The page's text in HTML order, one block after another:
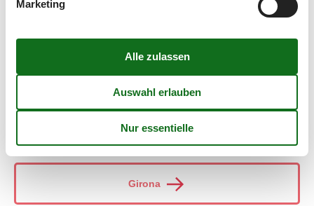
Empuriabrava
Girona
Marketing